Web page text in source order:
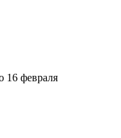
16 февраля